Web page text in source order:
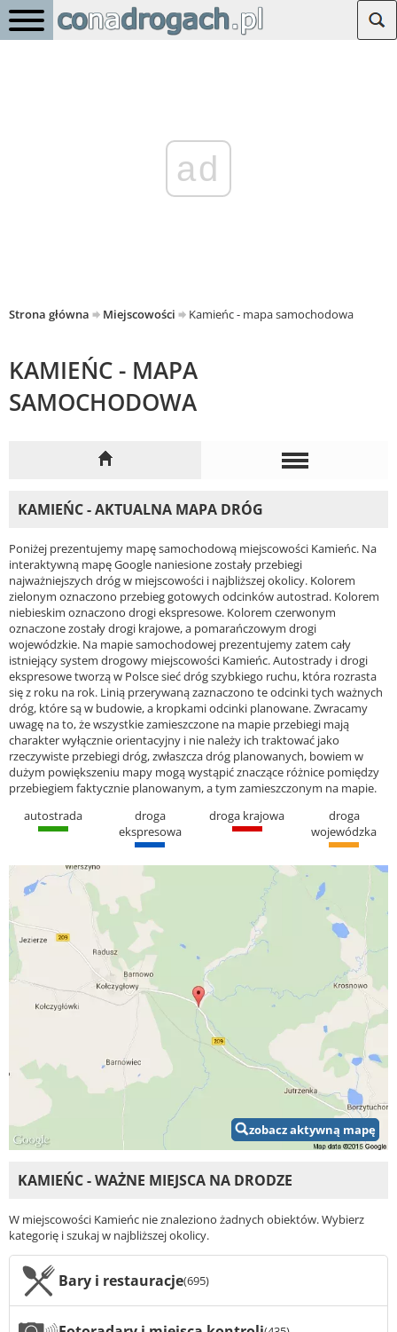
ad
Strona główna Miejscowości Kamieńc - mapa samochodowa
KAMIEŃC - MAPA
SAMOCHODOWA
KAMIEŃC - AKTUALNA MAPA DRÓG
Poniżej prezentujemy mapę samochodową miejscowości Kamieńc. Na
interaktywną mapę Google naniesione zostały przebiegi
najważniejszych dróg w miejscowości i najbliższej okolicy. Kolorem
zielonym oznaczono przebieg gotowych odcinków autostrad. Kolorem
niebieskim oznaczono drogi ekspresowe. Kolorem czerwonym
oznaczone zostały drogi krajowe, a pomarańczowym drogi
wojewódzkie. Na mapie samochodowej prezentujemy zatem cały
istniejący system drogowy miejscowości Kamieńc. Autostrady i drogi
ekspresowe tworzą w Polsce sieć dróg szybkiego ruchu, która rozrasta
się z roku na rok. Linią przerywaną zaznaczono te odcinki tych ważnych
dróg, które są w budowie, a kropkami odcinki planowane. Zwracamy
uwagę na to, że wszystkie zamieszczone na mapie przebiegi mają
charakter wyłącznie orientacyjny i nie należy ich traktować jako
rzeczywiste przebiegi dróg, zwłaszcza dróg planowanych, bowiem w
dużym powiększeniu mapy mogą wystąpić znaczące różnice pomiędzy
przebiegiem faktycznie planowanym, a tym zamieszczonym na mapie.
autostrada
droga
ekspresowa
droga krajowa
droga
wojewódzka
zobacz aktywną mapę
KAMIEŃC - WAŻNE MIEJSCA NA DRODZE
W miejscowości Kamieńc nie znaleziono żadnych obiektów. Wybierz
kategorię i szukaj w najbliższej okolicy.
Bary i restauracje(695)